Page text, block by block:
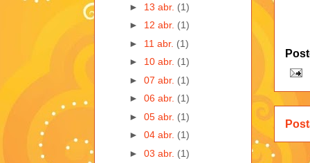
► 13 abr. (1)
► 12 abr. (1)
► 11 abr. (1)
► 10 abr. (1)
► 07 abr. (1)
► 06 abr. (1)
► 05 abr. (1)
► 04 abr. (1)
► 03 abr. (1)